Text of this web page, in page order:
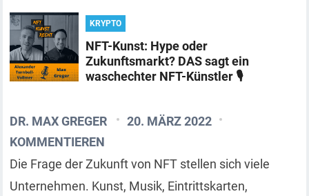
KRYPTO
NFT-Kunst: Hype oder
Zukunftsmarkt? DAS sagt ein
waschechter NFT-Künstler 🎙️
DR. MAX GREGER
20. MÄRZ 2022
KOMMENTIEREN
Die Frage der Zukunft von NFT stellen sich viele
Unternehmen. Kunst, Musik, Eintrittskarten,